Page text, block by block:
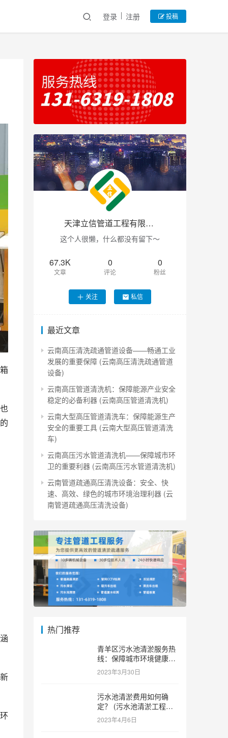
登录 注册 投稿
天津立信管道工程有限公司
这个人很懒，什么都没有留下～
67.3K
文章
0
评论
0
粉丝
关注 私信
最近文章
云南高压清洗疏通管道设备——畅通工业
发展的重要保障 (云南高压清洗疏通管道
设备)
云南高压管道清洗机：保障能源产业安全
稳定的必备利器 (云南高压管道清洗机)
云南大型高压管道清洗车：保障能源生产
安全的重要工具 (云南大型高压管道清洗
车)
云南高压污水管道清洗机——保障城市环
卫的重要利器 (云南高压污水管道清洗机)
云南管道疏通高压清洗设备：安全、快
速、高效、绿色的城市环境治理利器 (云
南管道疏通高压清洗设备)
热门推荐
青羊区污水池清淤服务热
线：保障城市环境健康和
可持续发展。 (青羊区污
水池清淤服务热线)
2023年3月30日
污水池清淤费用如何确
定？ (污水池清淤工程价
格多少)
2023年4月6日